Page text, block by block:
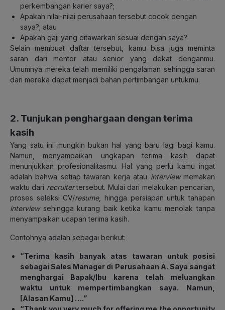
perkembangan karier saya?;
Apakah nilai-nilai perusahaan tersebut cocok dengan
saya?; atau
Apakah gaji yang ditawarkan sesuai dengan saya?
Selain membuat daftar tersebut, kamu bisa juga meminta
saran dari mentor atau senior yang dekat denganmu.
Umumnya mereka telah memiliki pengalaman sehingga saran
dari mereka dapat menjadi bahan pertimbangan untukmu.
2. Tunjukan penghargaan dengan terima
kasih
Yang satu ini mungkin bukan hal yang baru lagi bagi kamu.
Namun, menyampaikan ungkapan terima kasih dapat
menunjukkan profesionalitasmu. Hal yang perlu kamu ingat
adalah bahwa setiap tawaran kerja atau interview memakan
waktu dari recruitertersebut. Mulai dari melakukan pencarian,
proses seleksi CV/resume, hingga persiapan untuk tahapan
interviewsehingga kurang baik ketika kamu menolak tanpa
menyampaikan ucapan terima kasih.
Contohnya adalah sebagai berikut:
“Terima kasih banyak atas tawaran untuk posisi
sebagai Sales Manager di Perusahaan A. Saya sangat
menghargai Bapak/Ibu karena telah meluangkan
waktu untuk mempertimbangkan saya. Namun,
[Alasan Kamu] ….”